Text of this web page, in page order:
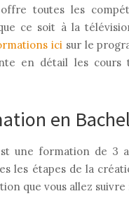
toutes les
ce soit à la
ici sur le
en détail les cours
en
une formation de 3
les étapes de la
que vous allez suivre